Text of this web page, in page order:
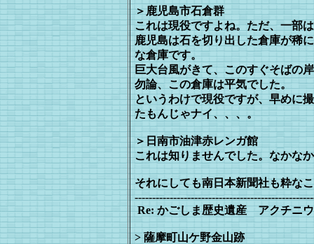
＞鹿児島市石倉群
これは現役ですよね。ただ、一部
鹿児島は石を切り出した倉庫が稀
な倉庫です。
巨大台風がきて、このすぐそばの
勿論、この倉庫は平気でした。
というわけで現役ですが、早めに
たもんじゃナイ、、、。
＞日南市油津赤レンガ館
これは知りませんでした。なかな
それにしても南日本新聞社も粋な
Re: かごしま歴史遺産 アクチニウ
> 薩摩町山ケ野金山跡